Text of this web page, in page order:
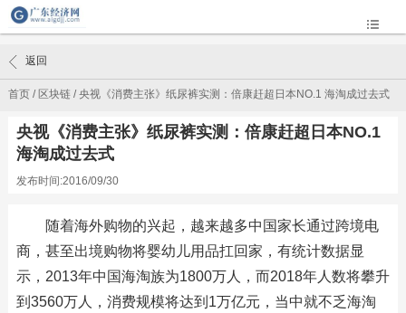
首页/ 区块链/央视《消费主张》纸尿裤实测：倍康赶超日本NO.1 海淘成过去式
返回
央视《消费主张》纸尿裤实测：倍康赶超日本NO.1
海淘成过去式
发布时间:2016/09/30
随着海外购物的兴起，越来越多中国家长通过跨境电
商，甚至出境购物将婴幼儿用品扛回家，有统计数据显
示，2013年中国海淘族为1800万人，而2018年人数将攀升
到3560万人，消费规模将达到1万亿元，当中就不乏海淘